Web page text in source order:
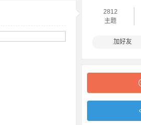
2812
主题
加好友